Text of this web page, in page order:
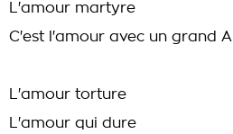
L'amour martyre
C'est l'amour avec un grand A
L'amour torture
L'amour qui dure